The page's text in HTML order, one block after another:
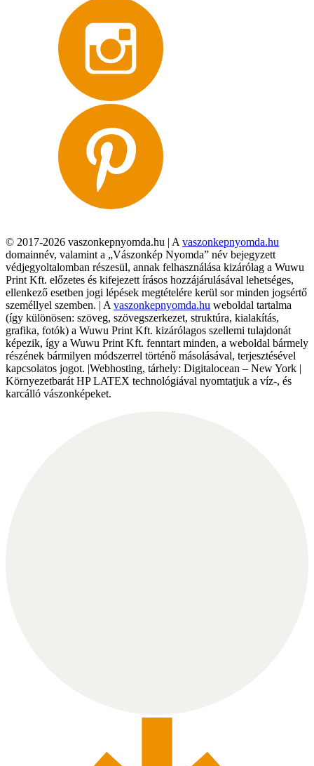
© 2017-2026 vaszonkepnyomda.hu | A vaszonkepnyomda.hu
domainnév, valamint a „Vászonkép Nyomda” név bejegyzett
védjegyoltalomban részesül, annak felhasználása kizárólag a Wuwu
Print Kft. előzetes és kifejezett írásos hozzájárulásával lehetséges,
ellenkező esetben jogi lépések megtételére kerül sor minden jogsértő
személlyel szemben. | A vaszonkepnyomda.hu weboldal tartalma
(így különösen: szöveg, szövegszerkezet, struktúra, kialakítás,
grafika, fotók) a Wuwu Print Kft. kizárólagos szellemi tulajdonát
képezik, így a Wuwu Print Kft. fenntart minden, a weboldal bármely
részének bármilyen módszerrel történő másolásával, terjesztésével
kapcsolatos jogot. |Webhosting, tárhely: Digitalocean – New York |
Környezetbarát HP LATEX technológiával nyomtatjuk a víz-, és
karcálló vászonképeket.